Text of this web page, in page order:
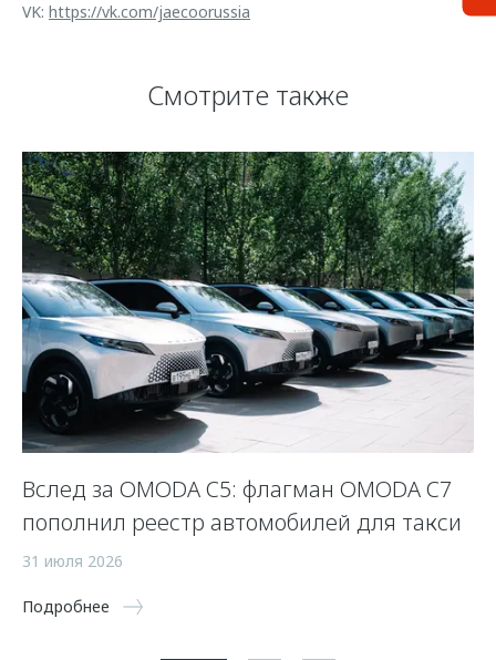
VK: https://vk.com/jaecoorussia
Смотрите также
Вслед за OMODA C5: флагман OMODA C7
пополнил реестр автомобилей для такси
31 июля 2026
Подробнее